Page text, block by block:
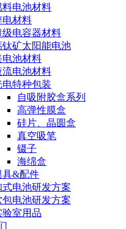
料电池材料
电材料
级电容器材料
钛矿太阳能电池
电池材料
流电池材料
电特种包装
自吸附胶盒系列
高弹性膜盒
硅片、晶圆盒
真空吸笔
镊子
海绵盒
具&配件
式电池研发方案
包电池研发方案
验室用品